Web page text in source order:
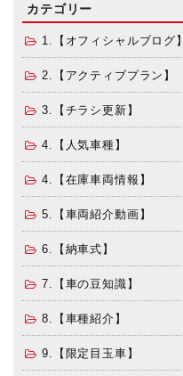
カテゴリー
1.【オフィシャルブログ】
2.【アクティブプラン】
3.【チラシ更新】
4.【人気車種】
4.【在庫車両情報】
5.【車両紹介動画】
6.【納車式】
7.【車の豆知識】
8.【車種紹介】
9.【限定目玉車】